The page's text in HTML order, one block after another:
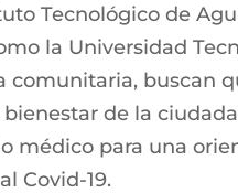
Tecnológico de
la Universidad
buscan
de la
médico para una
Covid-19.